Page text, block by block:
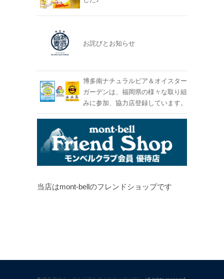
お詫びとお知らせ
博多南ナチュラルビア＆オイスター
ガーデンは、福岡県の様々な取り組
みに参加、協力店登録しています。
当店はmont-bellのフレンドショップです